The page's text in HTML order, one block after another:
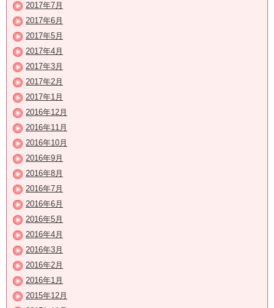
2017年7月
2017年6月
2017年5月
2017年4月
2017年3月
2017年2月
2017年1月
2016年12月
2016年11月
2016年10月
2016年9月
2016年8月
2016年7月
2016年6月
2016年5月
2016年4月
2016年3月
2016年2月
2016年1月
2015年12月